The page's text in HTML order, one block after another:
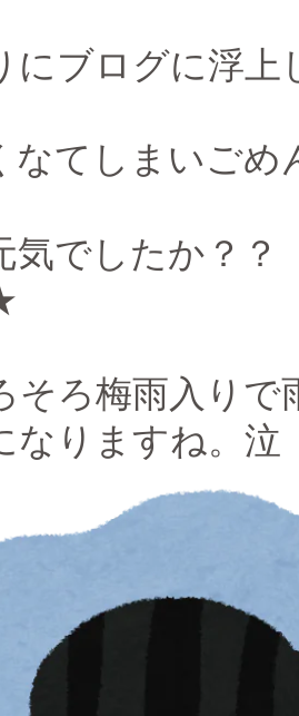
にブログに浮上
なてしまいごめ
気でしたか？
そろ梅雨入りで
なりますね。泣